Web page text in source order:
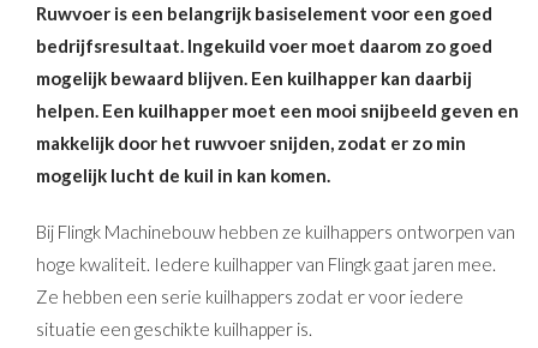
Ruwvoer is een belangrijk basiselement voor een goed
bedrijfsresultaat. Ingekuild voer moet daarom zo goed
mogelijk bewaard blijven. Een kuilhapper kan daarbij
helpen. Een kuilhapper moet een mooi snijbeeld geven en
makkelijk door het ruwvoer snijden, zodat er zo min
mogelijk lucht de kuil in kan komen.
Bij Flingk Machinebouw hebben ze kuilhappers ontworpen van
hoge kwaliteit. Iedere kuilhapper van Flingk gaat jaren mee.
Ze hebben een serie kuilhappers zodat er voor iedere
situatie een geschikte kuilhapper is.